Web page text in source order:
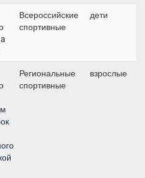
Всероссийские
спортивные
дети
Региональные
спортивные
взрослые